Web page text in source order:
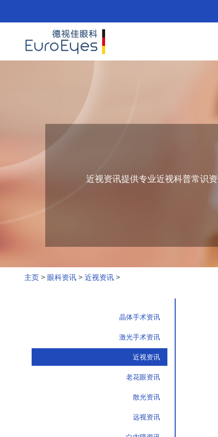
近视资讯提供专业近视科普常识
主页 > 眼科资讯 > 近视资讯 >
晶体手术资讯
激光手术资讯
近视资讯
老花眼资讯
散光资讯
远视资讯